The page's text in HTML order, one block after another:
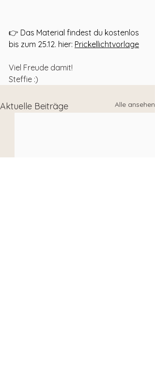
👉 Das Material findest du kostenlos
bis zum 25.12. hier: Prickellichtvorlage
Viel Freude damit!
Steffie :)
Aktuelle Beiträge Alle ansehen